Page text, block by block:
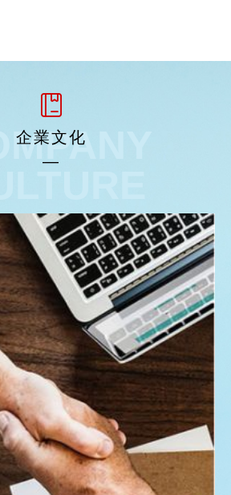
信爲本、以質量求生存、追求行業先進
系管理中，生産中嚴格按照顧客要求和産
本，生産出顧客滿意的産品。公司根據質
企業文化